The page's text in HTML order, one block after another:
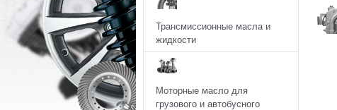
Трансмиссионные масла и
жидкости
Моторные масло для
грузового и автобусного